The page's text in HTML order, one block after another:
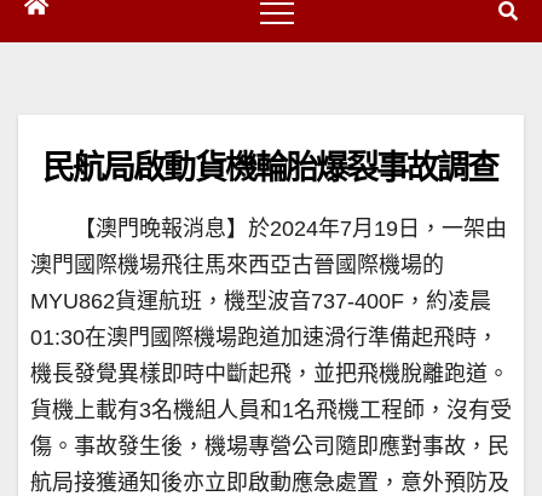
民航局啟動貨機輪胎爆裂事故調查
【澳門晚報消息】於2024年7月19日，一架由
澳門國際機場飛往馬來西亞古晉國際機場的
MYU862貨運航班，機型波音737-400F，約凌晨
01:30在澳門國際機場跑道加速滑行準備起飛時，
機長發覺異樣即時中斷起飛，並把飛機脫離跑道。
貨機上載有3名機組人員和1名飛機工程師，沒有受
傷。事故發生後，機場專營公司隨即應對事故，民
航局接獲通知後亦立即啟動應急處置，意外預防及